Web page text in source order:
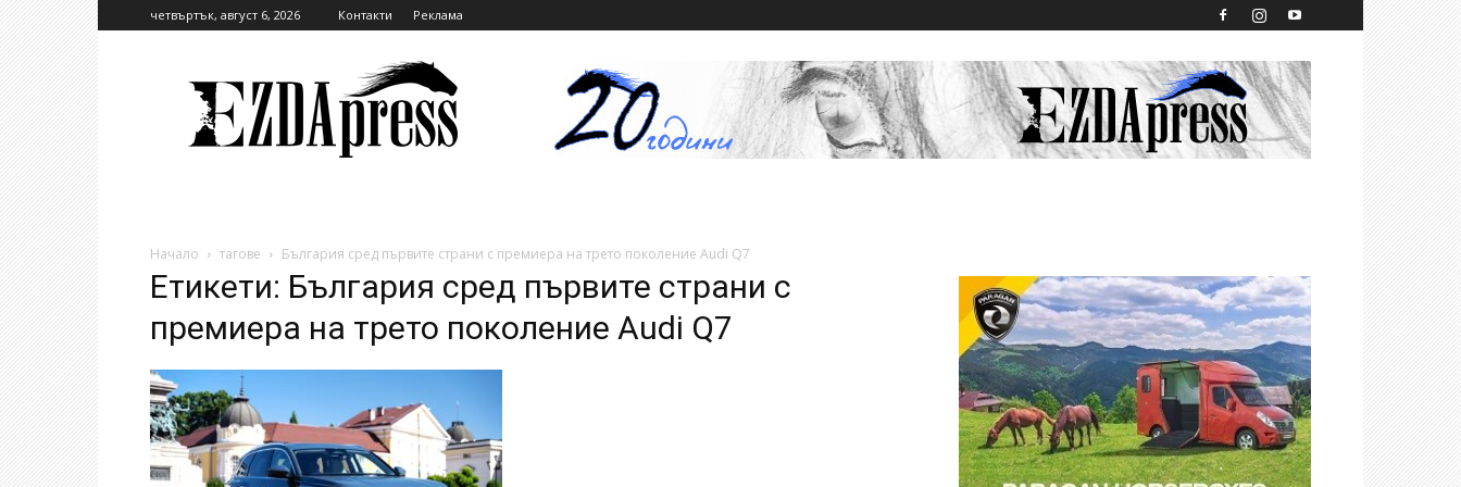
четвъртък, август 6, 2026 Контакти Реклама
Начало тагове България сред първите страни с премиера на трето поколение Audi Q7
Етикети: България сред първите страни с
премиера на трето поколение Audi Q7